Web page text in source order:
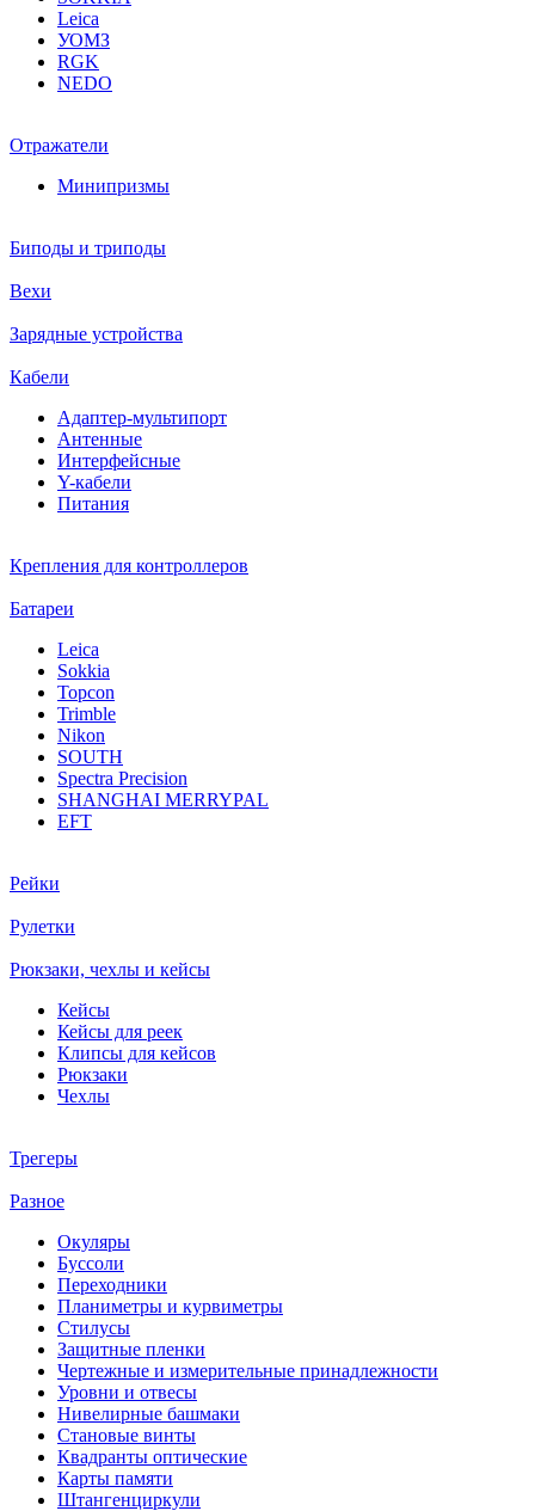
Leica
УОМЗ
RGK
NEDO
Отражатели
Минипризмы
Биподы и триподы
Вехи
Зарядные устройства
Кабели
Адаптер-мультипорт
Антенные
Интерфейсные
Y-кабели
Питания
Крепления для контроллеров
Батареи
Leica
Sokkia
Topcon
Trimble
Nikon
SOUTH
Spectra Precision
SHANGHAI MERRYPAL
EFT
Рейки
Рулетки
Рюкзаки, чехлы и кейсы
Кейсы
Кейсы для реек
Клипсы для кейсов
Рюкзаки
Чехлы
Трегеры
Разное
Окуляры
Буссоли
Переходники
Планиметры и курвиметры
Стилусы
Защитные пленки
Чертежные и измерительные принадлежности
Уровни и отвесы
Нивелирные башмаки
Становые винты
Квадранты оптические
Карты памяти
Штангенциркули